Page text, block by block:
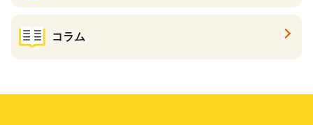
コラム